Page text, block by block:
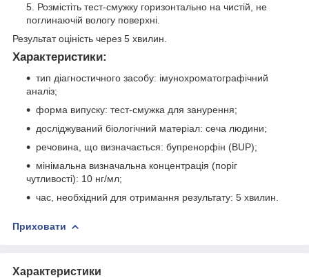
Розмістіть тест-смужку горизонтально на чистій, не
поглинаючій вологу поверхні.
Результат оціність через 5 хвилин.
Характеристики:
тип діагностичного засобу: імунохроматографічний
аналіз;
форма випуску: тест-смужка для занурення;
досліджуваний біологічний матеріал: сеча людини;
речовина, що визначається: бупренорфін (BUP);
мінімальна визначальна концентрація (поріг
чутливості): 10 нг/мл;
час, необхідний для отримання результату: 5 хвилин.
Приховати
Характеристики